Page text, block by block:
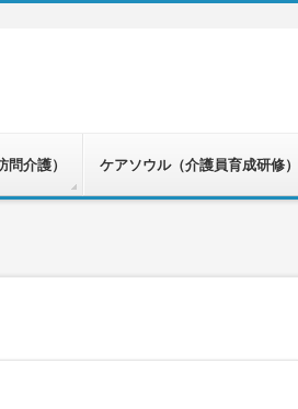
介護） ケアソウル（介護員育成研修）